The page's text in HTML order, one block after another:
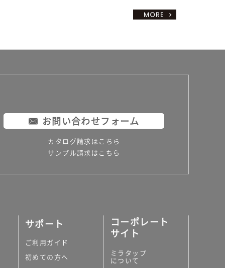
お問い合わせフォーム
カタログ請求はこちら
サンプル請求はこちら
サポート
ご利用ガイド
初めての方へ
コーポレート
サイト
ミラタップ
について